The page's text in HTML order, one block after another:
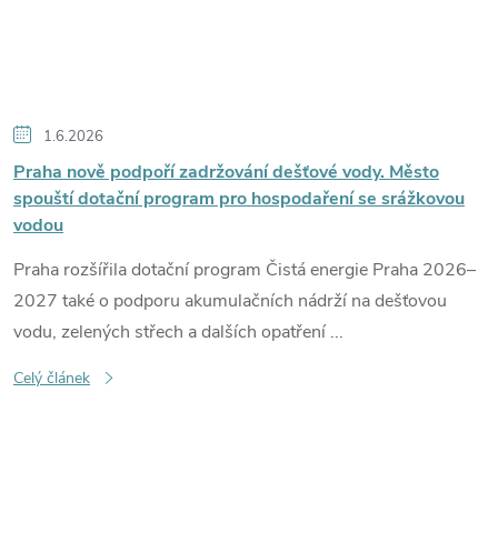
1.6.2026
Praha nově podpoří zadržování dešťové vody. Město
spouští dotační program pro hospodaření se srážkovou
vodou
Praha rozšířila dotační program Čistá energie Praha 2026–
2027 také o podporu akumulačních nádrží na dešťovou
vodu, zelených střech a dalších opatření ...
Celý článek